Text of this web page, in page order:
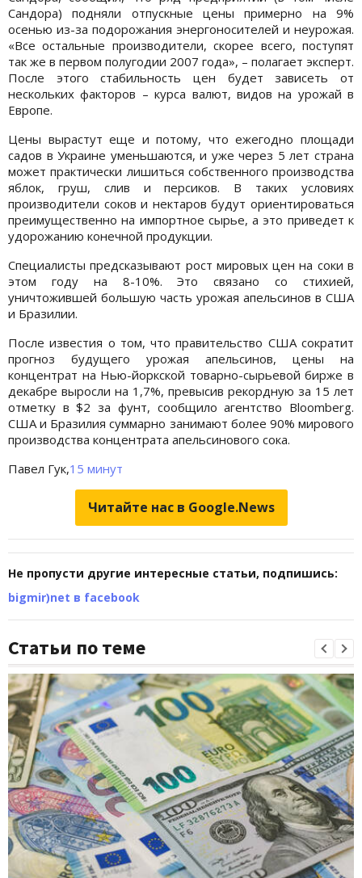
Сандора) подняли отпускные цены примерно на 9%
осенью из-за подорожания энергоносителей и неурожая.
«Все остальные производители, скорее всего, поступят
так же в первом полугодии 2007 года», – полагает эксперт.
После этого стабильность цен будет зависеть от
нескольких факторов – курса валют, видов на урожай в
Европе.
Цены вырастут еще и потому, что ежегодно площади
садов в Украине уменьшаются, и уже через 5 лет страна
может практически лишиться собственного производства
яблок, груш, слив и персиков. В таких условиях
производители соков и нектаров будут ориентироваться
преимущественно на импортное сырье, а это приведет к
удорожанию конечной продукции.
Специалисты предсказывают рост мировых цен на соки в
этом году на 8-10%. Это связано со стихией,
уничтожившей большую часть урожая апельсинов в США
и Бразилии.
После известия о том, что правительство США сократит
прогноз будущего урожая апельсинов, цены на
концентрат на Нью-йоркской товарно-сырьевой бирже в
декабре выросли на 1,7%, превысив рекордную за 15 лет
отметку в $2 за фунт, сообщило агентство Bloomberg.
США и Бразилия суммарно занимают более 90% мирового
производства концентрата апельсинового сока.
Павел Гук,15 минут
Читайте нас в Google.News
Не пропусти другие интересные статьи, подпишись:
bigmir)net в facebook
Статьи по теме